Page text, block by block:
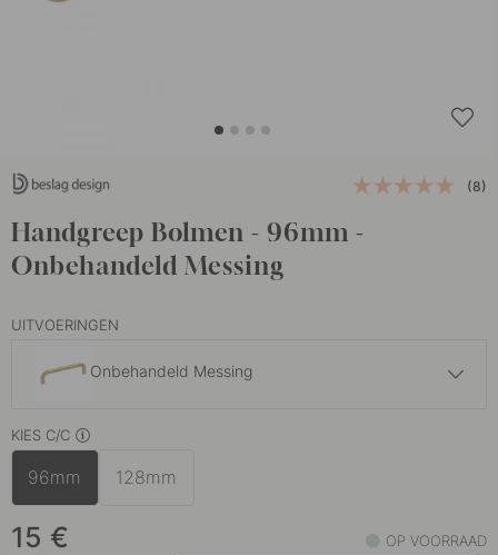
(8)
Handgreep Bolmen - 96mm -
Onbehandeld Messing
UITVOERINGEN
Onbehandeld Messing
Gepolijst Onbehandeld Messing
KIES C/C
96mm 128mm
15 € OP VOORRAAD